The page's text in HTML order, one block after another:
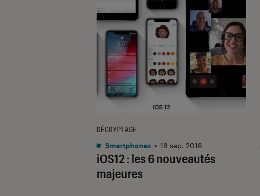
iOS12 : les 6 nouveautés
majeures
DÉCRYPTAGE
Smartphones • 18 sep. 2018